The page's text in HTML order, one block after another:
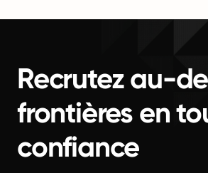
Recrutez au-
frontières en
confiance